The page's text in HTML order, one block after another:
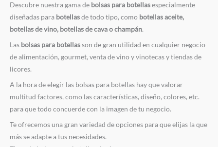
Descubre nuestra gama de bolsas para botellasespecialmente
diseñadas para botellasde todo tipo, como botellas aceite,
botellas de vino, botellas de cava o champán.
Las bolsas para botellasson de gran utilidad en cualquier negocio
de alimentación, gourmet, venta de vino y vinotecas y tiendas de
licores.
A la hora de elegir las bolsas para botellas hay que valorar
multitud factores, como las características, diseño, colores, etc.
para que todo concuerde con la imagen de tu negocio.
Te ofrecemos una gran variedad de opciones para que elijas la que
más se adapte a tus necesidades.